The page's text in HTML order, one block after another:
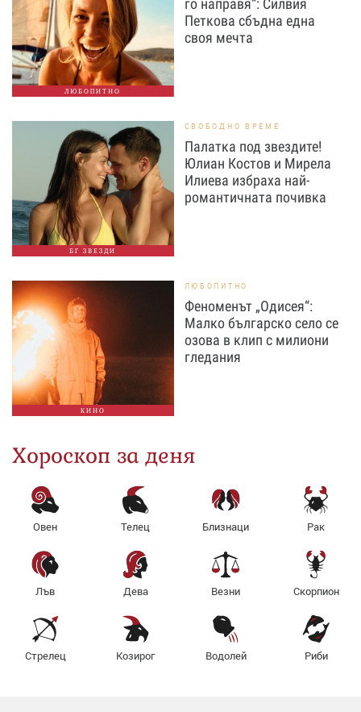
ЛЮБОПИТНО
го направя“: Силвия
Петкова сбъдна една
своя мечта
БГ ЗВЕЗДИ
СВОБОДНО ВРЕМЕ
Палатка под звездите!
Юлиан Костов и Мирела
Илиева избраха най-
романтичната почивка
КИНО
ЛЮБОПИТНО
Феноменът „Одисея“:
Малко българско село се
озова в клип с милиони
гледания
Хороскоп за деня
Овен Телец Близнаци Рак
Лъв Дева Везни Скорпион
Стрелец Козирог Водолей Риби